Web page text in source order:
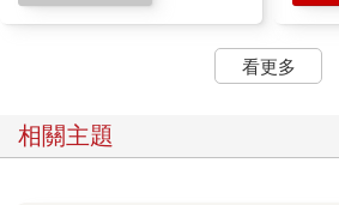
看更多
相關主題